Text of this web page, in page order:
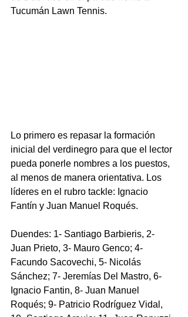
Tucumán Lawn Tennis.
Lo primero es repasar la formación
inicial del verdinegro para que el lector
pueda ponerle nombres a los puestos,
al menos de manera orientativa. Los
líderes en el rubro tackle: Ignacio
Fantín y Juan Manuel Roqués.
Duendes: 1- Santiago Barbieris, 2-
Juan Prieto, 3- Mauro Genco; 4-
Facundo Sacovechi, 5- Nicolás
Sánchez; 7- Jeremías Del Mastro, 6-
Ignacio Fantin, 8- Juan Manuel
Roqués; 9- Patricio Rodríguez Vidal,